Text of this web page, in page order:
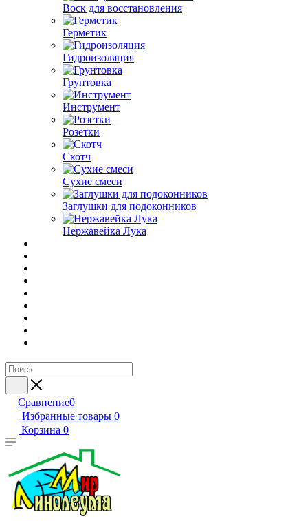
Воск для восстановления
Герметик
Гидроизоляция
Грунтовка
Инструмент
Розетки
Скотч
Сухие смеси
Заглушки для подоконников
Нержавейка Лука
Сравнение0
Избранные товары 0
Корзина 0